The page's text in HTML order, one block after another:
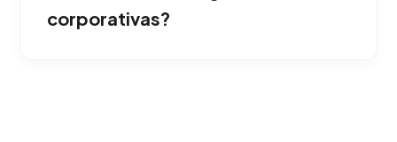
tu empresa opera en Ponce.
corporativas?